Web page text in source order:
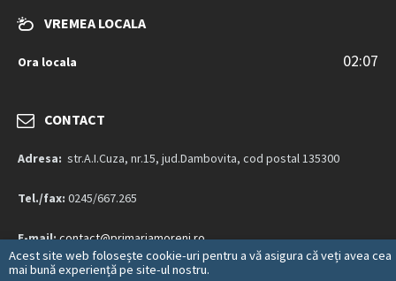
VREMEA LOCALA
Ora locala 02:07
CONTACT
Adresa: str.A.I.Cuza, nr.15, jud.Dambovita, cod postal 135300
Tel./fax: 0245/667.265
E-mail:contact@primariamoreni.ro
Acest site web folosește cookie-uri pentru a vă asigura că veți avea cea
mai bună experiență pe site-ul nostru.